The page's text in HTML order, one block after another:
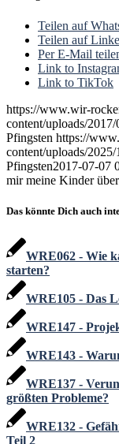
Teilen auf
Teilen auf
Per E-Mail
Link to
Link to TikTok
https://www.wir-
content/uploads/
Pfingsten https://
content/uploads/
Pfingsten2017-07-07
mir meine Kinder
Das könnte Dich auch
WRE062 - Wie
starten?
WRE105 - Das
WRE147 -
WRE143 -
WRE137 -
größten Probleme?
WRE132 -
Teil 2